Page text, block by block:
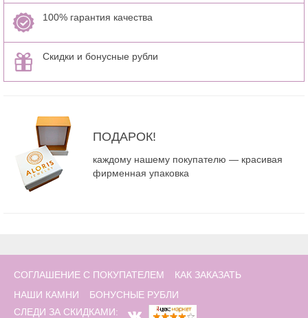
100% гарантия качества
Скидки и бонусные рубли
ПОДАРОК!
каждому нашему покупателю — красивая
фирменная упаковка
СОГЛАШЕНИЕ С ПОКУПАТЕЛЕМ
КАК ЗАКАЗАТЬ
НАШИ КАМНИ
БОНУСНЫЕ РУБЛИ
СЛЕДИ ЗА СКИДКАМИ: